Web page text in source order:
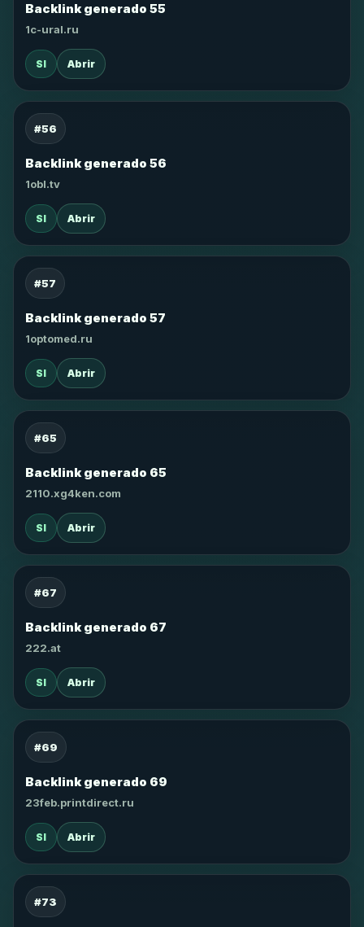
Backlink generado 55
1c-ural.ru
SI Abrir
#56
Backlink generado 56
1obl.tv
SI Abrir
#57
Backlink generado 57
1optomed.ru
SI Abrir
#65
Backlink generado 65
2110.xg4ken.com
SI Abrir
#67
Backlink generado 67
222.at
SI Abrir
#69
Backlink generado 69
23feb.printdirect.ru
SI Abrir
#73